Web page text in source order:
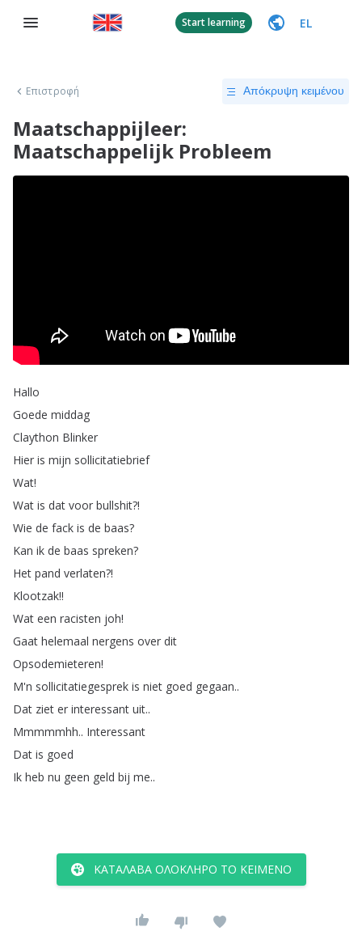
Start learning EL
Επιστροφή Απόκρυψη κειμένου
Maatschappijleer:
Maatschappelijk Probleem
Hallo
Goede middag
Claython Blinker
Hier is mijn sollicitatiebrief
Wat!
Wat is dat voor bullshit?!
Wie de fack is de baas?
Kan ik de baas spreken?
Het pand verlaten?!
Klootzak!!
Wat een racisten joh!
Gaat helemaal nergens over dit
Opsodemieteren!
M'n sollicitatiegesprek is niet goed gegaan..
Dat ziet er interessant uit..
Mmmmmhh.. Interessant
Dat is goed
Ik heb nu geen geld bij me..
ΚΑΤΆΛΑΒΑ ΟΛΌΚΛΗΡΟ ΤΟ ΚΕΊΜΕΝΟ